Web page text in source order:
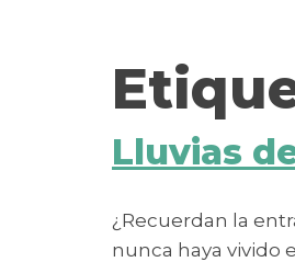
Lluvias
¿Recuerdan la
nunca haya vivido